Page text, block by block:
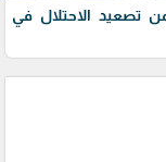
تصعيد الاحتلال في